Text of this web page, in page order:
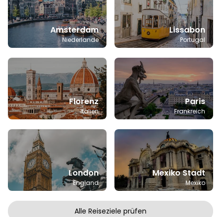
Amsterdam
Niederlande
Lissabon
Portugal
Florenz
Italien
Paris
Frankreich
London
England
Mexiko Stadt
Mexiko
Alle Reiseziele prüfen